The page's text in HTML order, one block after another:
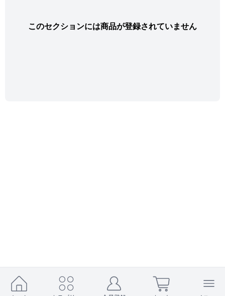
このセクションには商品が登録されていません